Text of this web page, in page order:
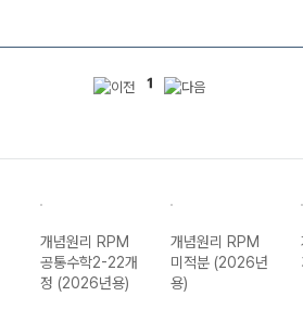
1
개념원리 RPM
공통수학2-22개
정 (2026년용)
개념원리 RPM
미적분 (2026년
용)